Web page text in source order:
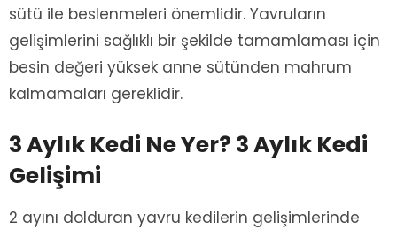
sütü ile beslenmeleri önemlidir. Yavruların
gelişimlerini sağlıklı bir şekilde tamamlaması için
besin değeri yüksek anne sütünden mahrum
kalmamaları gereklidir.
3 Aylık Kedi Ne Yer? 3 Aylık Kedi
Gelişimi
2 ayını dolduran yavru kedilerin gelişimlerinde